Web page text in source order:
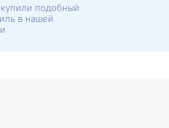
подобный
в нашей